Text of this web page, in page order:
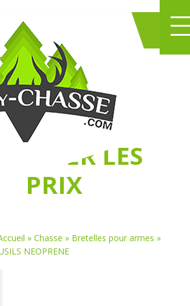
PLUS
DE TEMPS
CHASSER LES
PRIX
» Chasse » Bretelles pour armes »
NEOPRENE